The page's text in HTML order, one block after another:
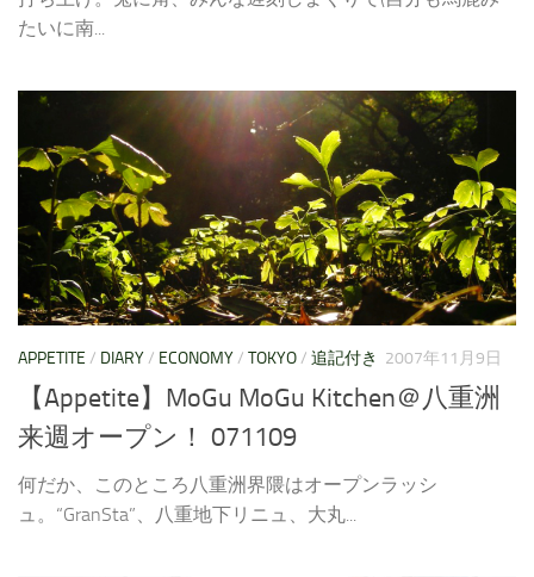
たいに南...
APPETITE / DIARY/ ECONOMY/ TOKYO/ 追記付き 2007年11月9日
【Appetite】MoGu MoGu Kitchen＠八重洲
来週オープン！ 071109
何だか、このところ八重洲界隈はオープンラッシ
ュ。“GranSta”、八重地下リニュ、大丸...